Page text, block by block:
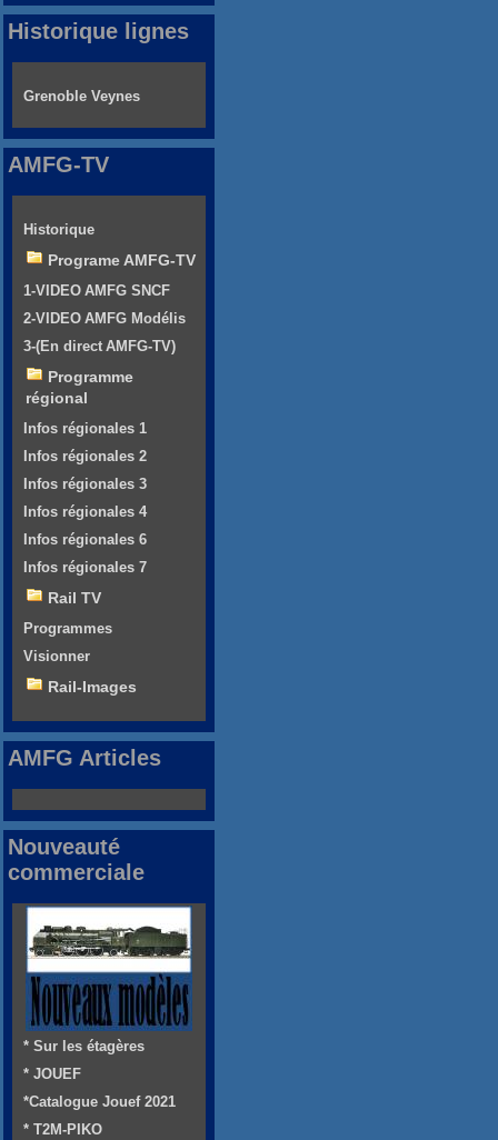
Historique lignes
Grenoble Veynes
AMFG-TV
Historique
Programe AMFG-TV
1-VIDEO AMFG SNCF
2-VIDEO AMFG Modélis
3-(En direct AMFG-TV)
Programme
régional
Infos régionales 1
Infos régionales 2
Infos régionales 3
Infos régionales 4
Infos régionales 6
Infos régionales 7
Rail TV
Programmes
Visionner
Rail-Images
AMFG Articles
Nouveauté
commerciale
* Sur les étagères
* JOUEF
*Catalogue Jouef 2021
* T2M-PIKO